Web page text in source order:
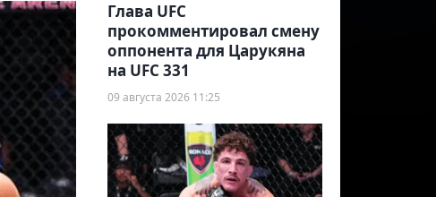
Глава UFC
прокомментировал смену
оппонента для Царукяна
на UFC 331
09 августа 2026 11:25